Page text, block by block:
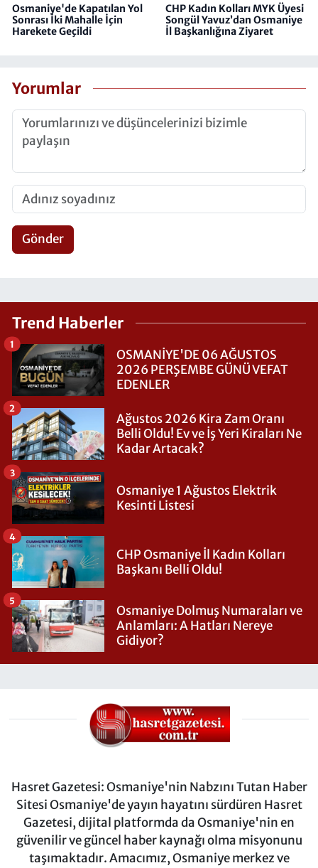
Osmaniye'de Kapatılan Yol
Sonrası İki Mahalle İçin
Harekete Geçildi
CHP Kadın Kolları MYK Üyesi
Songül Yavuz’dan Osmaniye
İl Başkanlığına Ziyaret
Yorumlar
Gönder
Trend Haberler
OSMANİYE'DE 06 AĞUSTOS
2026 PERŞEMBE GÜNÜ VEFAT
EDENLER
1
Ağustos 2026 Kira Zam Oranı
Belli Oldu! Ev ve İş Yeri Kiraları Ne
Kadar Artacak?
2
Osmaniye 1 Ağustos Elektrik
Kesinti Listesi
3
CHP Osmaniye İl Kadın Kolları
Başkanı Belli Oldu!
4
Osmaniye Dolmuş Numaraları ve
Anlamları: A Hatları Nereye
Gidiyor?
5
Hasret Gazetesi: Osmaniye'nin Nabzını Tutan Haber
Sitesi Osmaniye'de yayın hayatını sürdüren Hasret
Gazetesi, dijital platformda da Osmaniye'nin en
güvenilir ve güncel haber kaynağı olma misyonunu
taşımaktadır. Amacımız, Osmaniye merkez ve